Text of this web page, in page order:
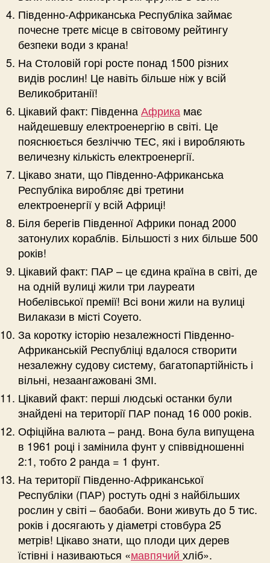
Південно-Африканська Республіка займає
почесне третє місце в світовому рейтингу
безпеки води з крана!
На Столовій горі росте понад 1500 різних
видів рослин! Це навіть більше ніж у всій
Великобританії!
Цікавий факт: ПівденнаАфрика має
найдешевшу електроенергію в світі. Це
пояснюється безліччю ТЕС, які і виробляють
величезну кількість електроенергії.
Цікаво знати, що Південно-Африканська
Республіка виробляє дві третини
електроенергії у всій Африці!
Біля берегів Південної Африки понад 2000
затонулих кораблів. Більшості з них більше 500
років!
Цікавий факт: ПАР – це єдина країна в світі, де
на одній вулиці жили три лауреати
Нобелівської премії! Всі вони жили на вулиці
Вилакази в місті Соуето.
За коротку історію незалежності Південно-
Африканській Республіці вдалося створити
незалежну судову систему, багатопартійність і
вільні, незаангажовані ЗМІ.
Цікавий факт: перші людські останки були
знайдені на території ПАР понад 16 000 років.
Офіційна валюта – ранд. Вона була випущена
в 1961 році і замінила фунт у співвідношенні
2:1, тобто 2 ранда = 1 фунт.
На території Південно-Африканської
Республіки (ПАР) ростуть одні з найбільших
рослин у світі – баобаби. Вони живуть до 5 тис.
років і досягають у діаметрі стовбура 25
метрів! Цікаво знати, що плоди цих дерев
їстівні і називаються «мавпячий хліб».